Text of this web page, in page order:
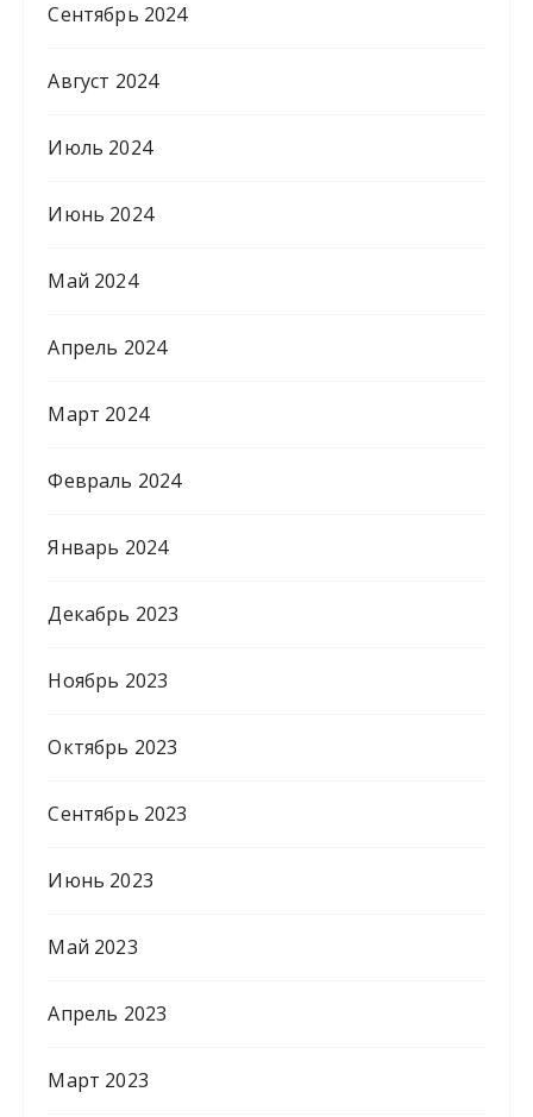
Сентябрь 2024
Август 2024
Июль 2024
Июнь 2024
Май 2024
Апрель 2024
Март 2024
Февраль 2024
Январь 2024
Декабрь 2023
Ноябрь 2023
Октябрь 2023
Сентябрь 2023
Июнь 2023
Май 2023
Апрель 2023
Март 2023